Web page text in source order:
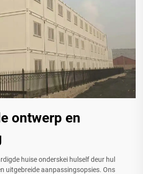
ontwerp en
huise onderskei hulself deur hul
uitgebreide aanpassingsopsies. Ons